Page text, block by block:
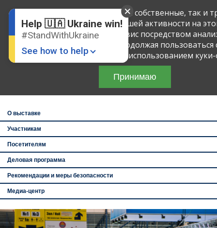
27я
UITT: «УКРАИНА
перемоги!
О выставке
Участникам
Посетителям
Деловая программа
Рекомендации и меры безопасности
Медиа-центр
Help 🇺🇦 Ukraine win!
#StandWithUkraine
See how to help
Donate
Support Ukraine
❤
Share this widget
📌
Мы применяем куки-файлы, как собственные, так и
чтобы определять объем вашей активности на
улучшать предлагаемый сервис посредством
взаимодействия с сайтом. Продолжая
тем самым соглашаетесь с использованием
Принимаю